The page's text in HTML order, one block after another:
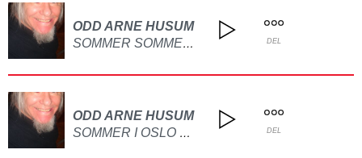
ODD ARNE HUSUM
SOMMER SOMMER DET ER DET VI VI HA LAGET PÅ GITAR OG PIANO DEL
ODD ARNE HUSUM
SOMMER I OSLO BY LAGET PÅ GITAR DEL